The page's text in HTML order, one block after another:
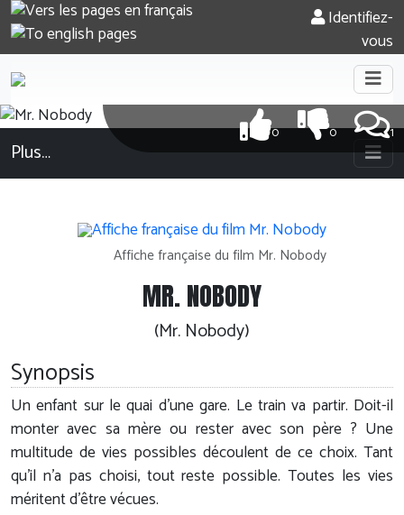
Identifiez-
vous
1
0
0
Plus…
Affiche française du film Mr. Nobody
MR. NOBODY
(Mr. Nobody)
Synopsis
Un enfant sur le quai d'une gare. Le train va partir. Doit-il
monter avec sa mère ou rester avec son père ? Une
multitude de vies possibles découlent de ce choix. Tant
qu'il n'a pas choisi, tout reste possible. Toutes les vies
méritent d'être vécues.